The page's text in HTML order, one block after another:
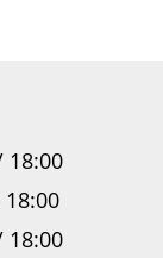
18:00
18:00